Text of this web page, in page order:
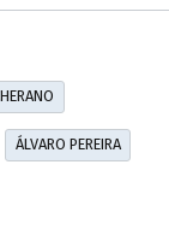
ÁLVARO PEREIRA